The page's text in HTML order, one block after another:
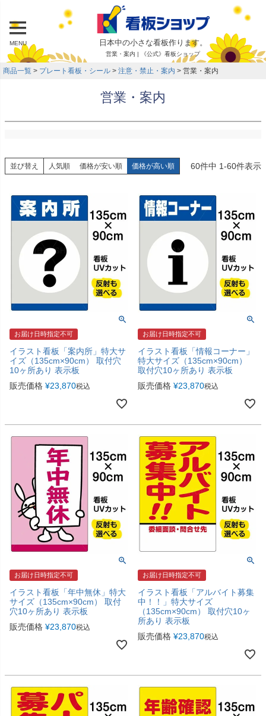
MENU 日本中の小さな看板作ります。
営業・案内 | 《公式》看板ショップ
商品一覧 プレート看板・シール 注意・禁止・案内 営業・案内
営業・案内
並び替え 人気順 価格が安い順 価格が高い順 60件中 1-60件表示
お届け日時指定不可
イラスト看板「案内所」特大サ
イズ（135cm×90cm） 取付穴
10ヶ所あり 表示板
販売価格 ¥23,870税込
お届け日時指定不可
イラスト看板「情報コーナー」
特大サイズ（135cm×90cm）
取付穴10ヶ所あり 表示板
販売価格 ¥23,870税込
お届け日時指定不可
イラスト看板「年中無休」特大
サイズ（135cm×90cm） 取付
穴10ヶ所あり 表示板
販売価格 ¥23,870税込
お届け日時指定不可
イラスト看板「アルバイト募集
中！！」特大サイズ
（135cm×90cm） 取付穴10ヶ
所あり 表示板
販売価格 ¥23,870税込